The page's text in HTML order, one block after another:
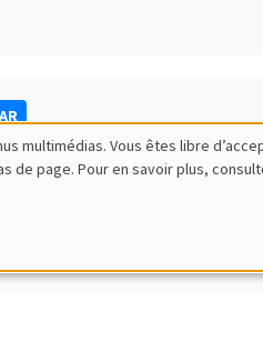
multimédias. Vous êtes libre
de page. Pour en savoir plus,